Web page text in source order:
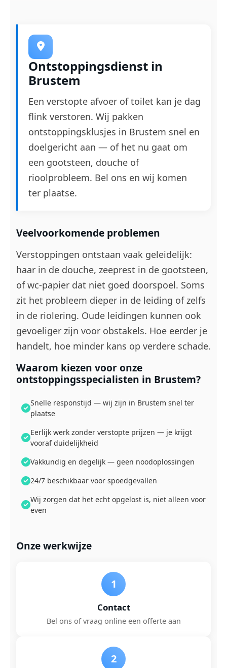
Ontstoppingsdienst in
Brustem
Een verstopte afvoer of toilet kan je dag
flink verstoren. Wij pakken
ontstoppingsklusjes in Brustem snel en
doelgericht aan — of het nu gaat om
een gootsteen, douche of
rioolprobleem. Bel ons en wij komen
ter plaatse.
Veelvoorkomende problemen
Verstoppingen ontstaan vaak geleidelijk:
haar in de douche, zeeprest in de gootsteen,
of wc-papier dat niet goed doorspoel. Soms
zit het probleem dieper in de leiding of zelfs
in de riolering. Oude leidingen kunnen ook
gevoeliger zijn voor obstakels. Hoe eerder je
handelt, hoe minder kans op verdere schade.
Waarom kiezen voor onze
ontstoppingsspecialisten in Brustem?
Snelle responstijd — wij zijn in Brustem snel ter
plaatse
Eerlijk werk zonder verstopte prijzen — je krijgt
vooraf duidelijkheid
Vakkundig en degelijk — geen noodoplossingen
24/7 beschikbaar voor spoedgevallen
Wij zorgen dat het echt opgelost is, niet alleen voor
even
Onze werkwijze
1
Contact
Bel ons of vraag online een offerte aan
2